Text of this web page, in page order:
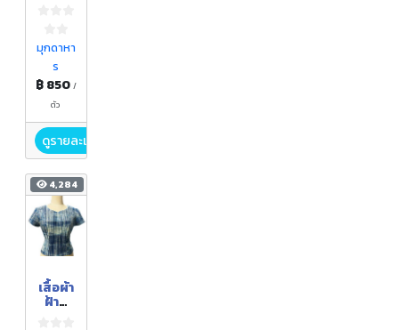
มุกดาหา
ร
฿ 850 /
ตัว
ดูรายละเอียด
4,284
เสื้อผ้า
ฝ้าย